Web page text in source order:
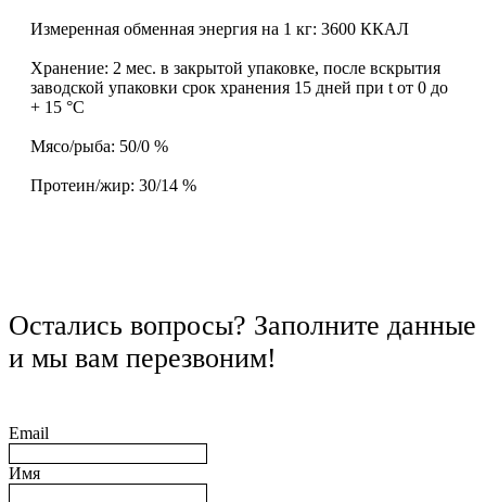
Измеренная обменная энергия на 1 кг: 3600 ККАЛ
Хранение: 2 мес. в закрытой упаковке, после вскрытия
заводской упаковки срок хранения 15 дней при t от 0 до
+ 15 °C
Мясо/рыба: 50/0 %
Протеин/жир: 30/14 %
Остались вопросы? Заполните данные
и мы вам перезвоним!
Email
Имя